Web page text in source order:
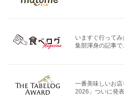
いますぐ行って
集部渾身の記事で
一番美味しいお
2026」ついに発表